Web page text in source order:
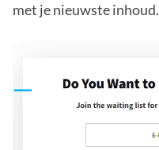
met je nieuwste inhoud.